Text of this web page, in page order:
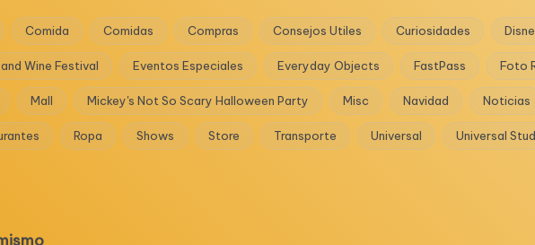
Comida Comidas Compras Consejos Utiles Curiosidades
Wine Festival Eventos Especiales Everyday Objects FastPass Foto
Mall Mickey's Not So Scary Halloween Party Misc Navidad Noticias
Ropa Shows Store Transporte Universal Universal